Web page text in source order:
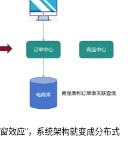
效应”，系统架构就变成分布式